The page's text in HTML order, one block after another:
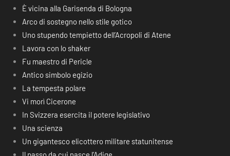
È vicina alla Garisenda di Bologna
Arco di sostegno nello stile gotico
Uno stupendo tempietto dell’Acropoli di Atene
Lavora con lo shaker
Fu maestro di Pericle
Antico simbolo egizio
La tempesta polare
Vi morì Cicerone
In Svizzera esercita il potere legislativo
Una scienza
Un gigantesco elicottero militare statunitense